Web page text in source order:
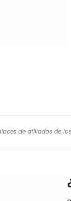
de afiliados de